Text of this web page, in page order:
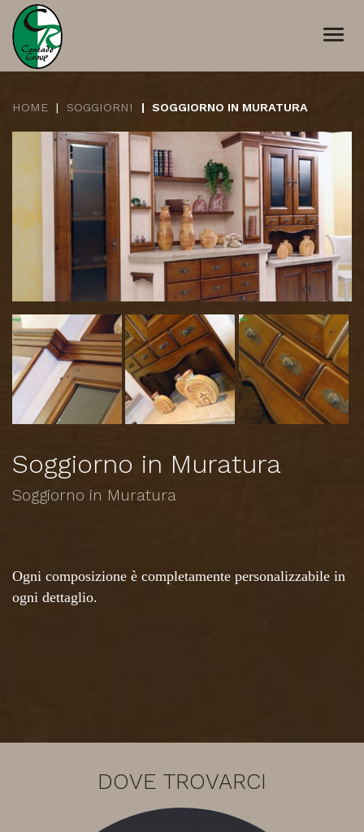
HOME SOGGIORNI SOGGIORNO IN MURATURA
Soggiorno in Muratura
Soggiorno in Muratura
Ogni composizione è completamente personalizzabile in
ogni dettaglio.
DOVE TROVARCI